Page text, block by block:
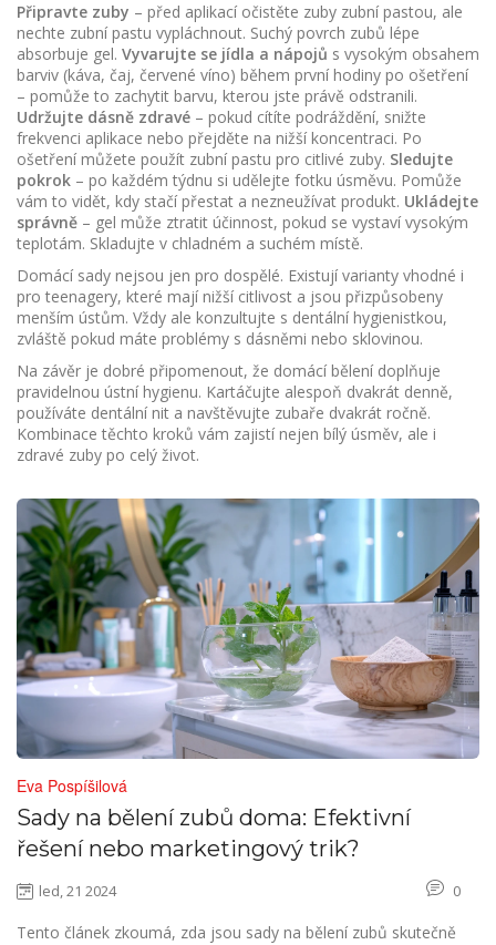
Připravte zuby – před aplikací očistěte zuby zubní pastou, ale
nechte zubní pastu vypláchnout. Suchý povrch zubů lépe
absorbuje gel. Vyvarujte se jídla a nápojů s vysokým obsahem
barviv (káva, čaj, červené víno) během první hodiny po ošetření
– pomůže to zachytit barvu, kterou jste právě odstranili.
Udržujte dásně zdravé – pokud cítíte podráždění, snižte
frekvenci aplikace nebo přejděte na nižší koncentraci. Po
ošetření můžete použít zubní pastu pro citlivé zuby. Sledujte
pokrok – po každém týdnu si udělejte fotku úsměvu. Pomůže
vám to vidět, kdy stačí přestat a nezneužívat produkt. Ukládejte
správně – gel může ztratit účinnost, pokud se vystaví vysokým
teplotám. Skladujte v chladném a suchém místě.
Domácí sady nejsou jen pro dospělé. Existují varianty vhodné i
pro teenagery, které mají nižší citlivost a jsou přizpůsobeny
menším ústům. Vždy ale konzultujte s dentální hygienistkou,
zvláště pokud máte problémy s dásněmi nebo sklovinou.
Na závěr je dobré připomenout, že domácí bělení doplňuje
pravidelnou ústní hygienu. Kartáčujte alespoň dvakrát denně,
používáte dentální nit a navštěvujte zubaře dvakrát ročně.
Kombinace těchto kroků vám zajistí nejen bílý úsměv, ale i
zdravé zuby po celý život.
Eva Pospíšilová
Sady na bělení zubů doma: Efektivní
řešení nebo marketingový trik?
led, 21 2024 0
Tento článek zkoumá, zda jsou sady na bělení zubů skutečně